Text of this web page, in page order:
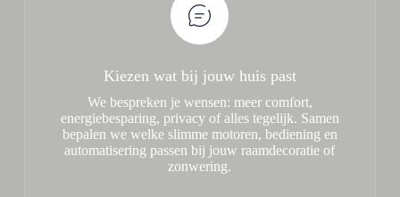
Kiezen wat bij jouw huis past
We bespreken je wensen: meer comfort,
energiebesparing, privacy of alles tegelijk. Samen
bepalen we welke slimme motoren, bediening en
automatisering passen bij jouw raamdecoratie of
zonwering.